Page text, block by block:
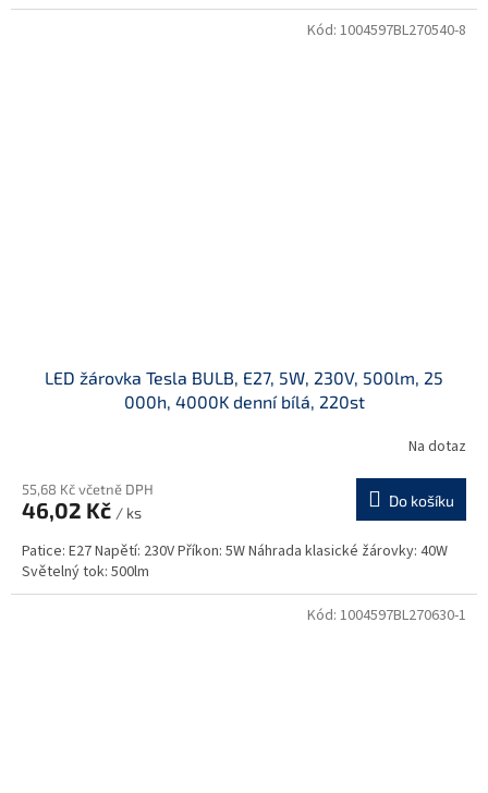
LED žárovka Tesla BULB, E27, 5W, 230V, 500lm, 25
000h, 4000K denní bílá, 220st
Na dotaz
55,68 Kč včetně DPH
46,02 Kč / ks
Do košíku
Patice: E27 Napětí: 230V Příkon: 5W Náhrada klasické žárovky: 40W
Světelný tok: 500lm
Kód: 1004597BL270540-8
Kód: 1004597BL270630-1